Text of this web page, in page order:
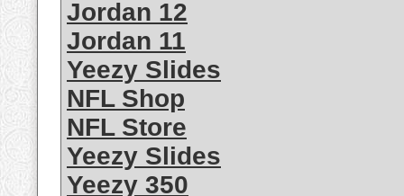
Jordan 12
Jordan 11
Yeezy Slides
NFL Shop
NFL Store
Yeezy Slides
Yeezy 350